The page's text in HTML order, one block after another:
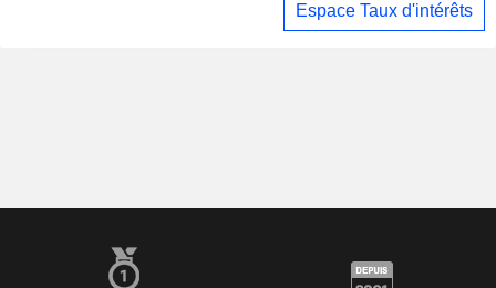
Espace Taux d'intérêts